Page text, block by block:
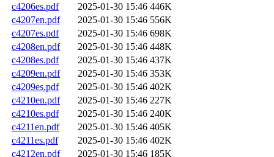
c4206es.pdf
2025-01-30 15:46 446K
c4207en.pdf
2025-01-30 15:46 556K
c4207es.pdf
2025-01-30 15:46 698K
c4208en.pdf
2025-01-30 15:46 448K
c4208es.pdf
2025-01-30 15:46 437K
c4209en.pdf
2025-01-30 15:46 353K
c4209es.pdf
2025-01-30 15:46 402K
c4210en.pdf
2025-01-30 15:46 227K
c4210es.pdf
2025-01-30 15:46 240K
c4211en.pdf
2025-01-30 15:46 405K
c4211es.pdf
2025-01-30 15:46 402K
c4212en.pdf
2025-01-30 15:46 185K